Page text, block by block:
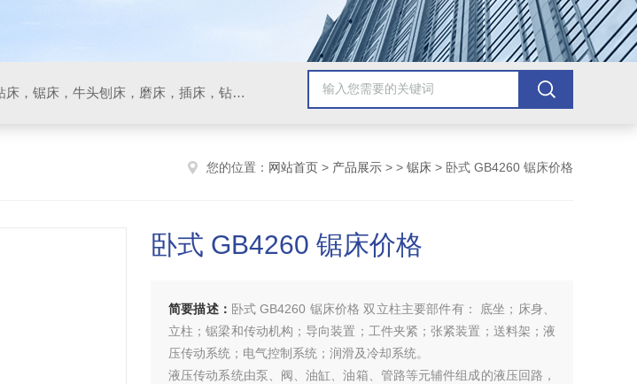
数控车床，加工中心，数控铣床，立钻，台钻，摇臂钻床，锯床，牛头刨床，磨床，插床，钻铣床，滚齿机
您的位置： 网站首页 > 产品展示 > > 锯床 > 卧式 GB4260 锯床价格
卧式 GB4260 锯床价格
简要描述： 卧式 GB4260 锯床价格 双立柱主要部件有： 底坐；床身、
立柱；锯梁和传动机构；导向装置；工件夹紧；张紧装置；送料架；液
压传动系统；电气控制系统；润滑及冷却系统。
液压传动系统由泵、阀、油缸、油箱、管路等元辅件组成的液压回路，